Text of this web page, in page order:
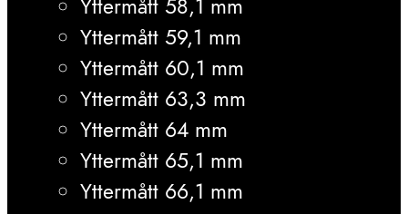
Yttermått 58,1 mm
Yttermått 59,1 mm
Yttermått 60,1 mm
Yttermått 63,3 mm
Yttermått 64 mm
Yttermått 65,1 mm
Yttermått 66,1 mm